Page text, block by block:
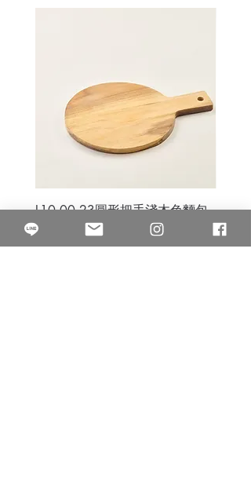
L10.00.23圓形把手淺木色麵包
砧板
價格
$50.00
價格
$80.00